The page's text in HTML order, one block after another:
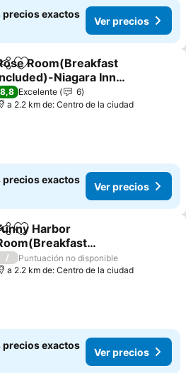
precios exactos
Ver precios
Agregar a favoritos
Room(Breakfast
Niagara Inn
precios
8,8 Excelente
6
a 2.2 km de: Centro de la ciudad
precios exactos
Ver precios
Agregar a favoritos
Harbor
Niagara Inn
precios
/
Puntuación no disponible
a 2.2 km de: Centro de la ciudad
precios exactos
Ver precios